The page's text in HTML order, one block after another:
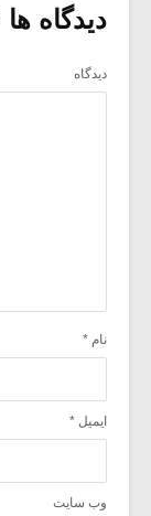
دیدگاه ها ۶
دیدگاه
نام *
ایمیل *
وب‌ سایت